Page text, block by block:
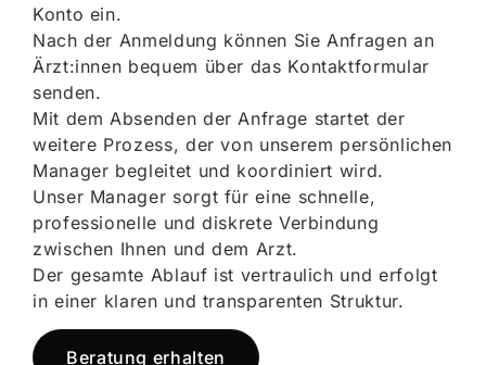
Konto ein.
Nach der Anmeldung können Sie Anfragen an
Ärzt:innen bequem über das Kontaktformular
senden.
Mit dem Absenden der Anfrage startet der
weitere Prozess, der von unserem persönlichen
Manager begleitet und koordiniert wird.
Unser Manager sorgt für eine schnelle,
professionelle und diskrete Verbindung
zwischen Ihnen und dem Arzt.
Der gesamte Ablauf ist vertraulich und erfolgt
in einer klaren und transparenten Struktur.
Beratung erhalten